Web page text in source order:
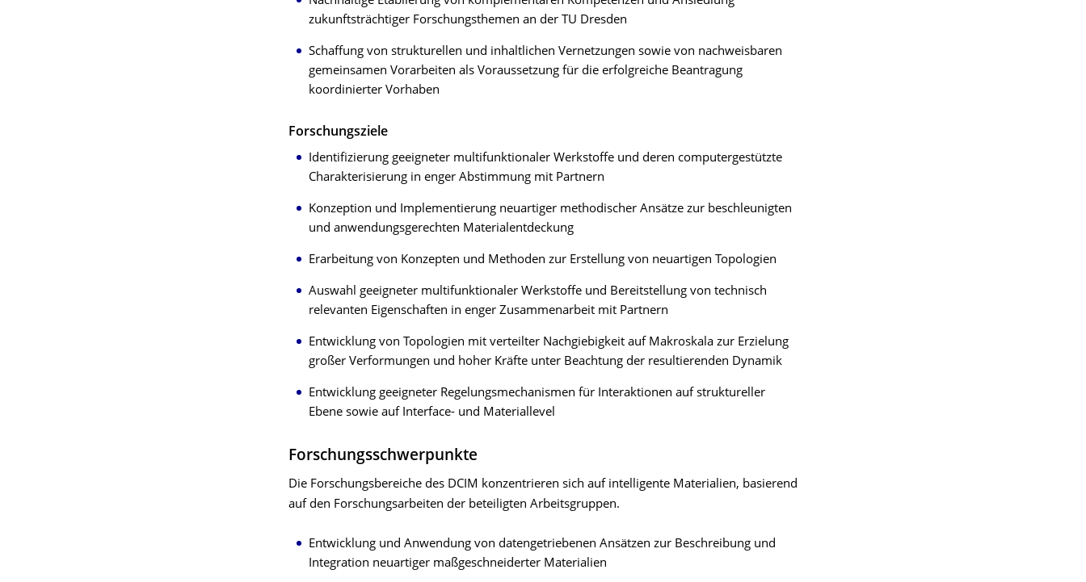
zukunftsträchtiger Forschungsthemen an der TU Dresden
Schaffung von strukturellen und inhaltlichen Vernetzungen sowie von nachweisbaren
gemeinsamen Vorarbeiten als Voraussetzung für die erfolgreiche Beantragung
koordinierter Vorhaben
Forschungsziele
Identifizierung geeigneter multifunktionaler Werkstoffe und deren computergestützte
Charakterisierung in enger Abstimmung mit Partnern
Konzeption und Implementierung neuartiger methodischer Ansätze zur beschleunigten
und anwendungsgerechten Materialentdeckung
Erarbeitung von Konzepten und Methoden zur Erstellung von neuartigen Topologien
Auswahl geeigneter multifunktionaler Werkstoffe und Bereitstellung von technisch
relevanten Eigenschaften in enger Zusammenarbeit mit Partnern
Entwicklung von Topologien mit verteilter Nachgiebigkeit auf Makroskala zur Erzielung
großer Verformungen und hoher Kräfte unter Beachtung der resultierenden Dynamik
Entwicklung geeigneter Regelungsmechanismen für Interaktionen auf struktureller
Ebene sowie auf Interface- und Materiallevel
Forschungsschwerpunkte
Die Forschungsbereiche des DCIM konzentrieren sich auf intelligente Materialien, basierend
auf den Forschungsarbeiten der beteiligten Arbeitsgruppen.
Entwicklung und Anwendung von datengetriebenen Ansätzen zur Beschreibung und
Integration neuartiger maßgeschneiderter Materialien